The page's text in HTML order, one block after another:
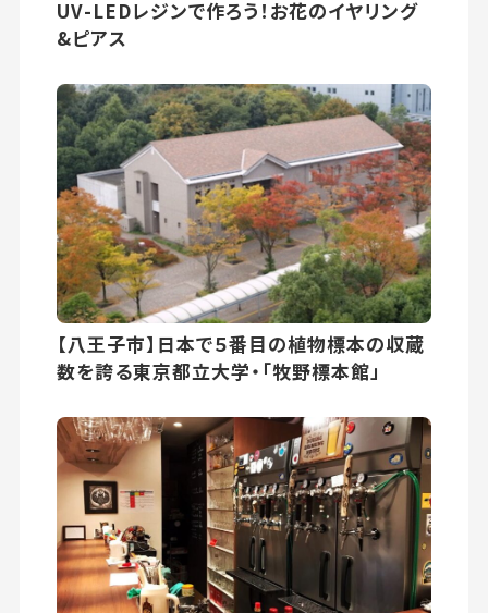
UV-LEDレジンで作ろう！お花のイヤリング
&ピアス
【八王子市】日本で５番目の植物標本の収蔵
数を誇る東京都立大学・「牧野標本館」